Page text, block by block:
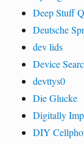
Deep Stuff
Deutsche
dev lids
Device
devttys0
Die Glucke
Digitally
DIY